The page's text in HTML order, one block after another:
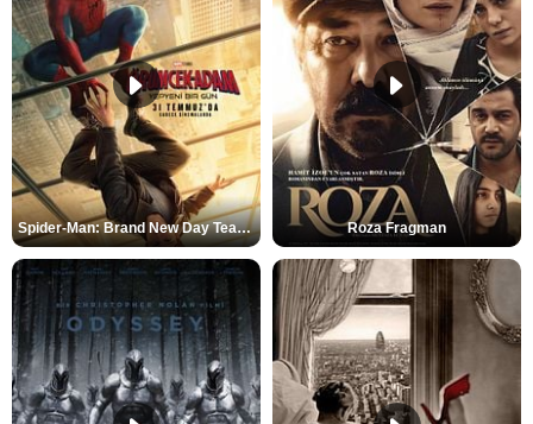
Spider-Man: Brand New Day Teaser Roza Fragman